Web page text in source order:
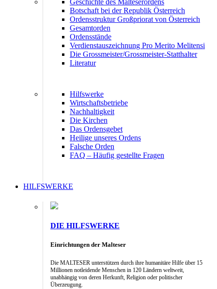
Geschichte des Malteserordens
Botschaft bei der Republik Österreich
Ordensstruktur Großpriorat von Österreich
Gesamtorden
Ordensstände
Verdienstauszeichnung Pro Merito Melitensi
Die Grossmeister/Grossmeister-Statthalter
Literatur
Hilfswerke
Wirtschaftsbetriebe
Nachhaltigkeit
Die Kirchen
Das Ordensgebet
Heilige unseres Ordens
Falsche Orden
FAQ – Häufig gestellte Fragen
HILFSWERKE
DIE HILFSWERKE
Einrichtungen der Malteser
Die MALTESER unterstützen durch ihre humanitäre Hilfe über 15
Millionen notleidende Menschen in 120 Ländern weltweit,
unabhängig von deren Herkunft, Religion oder politischer
Überzeugung.